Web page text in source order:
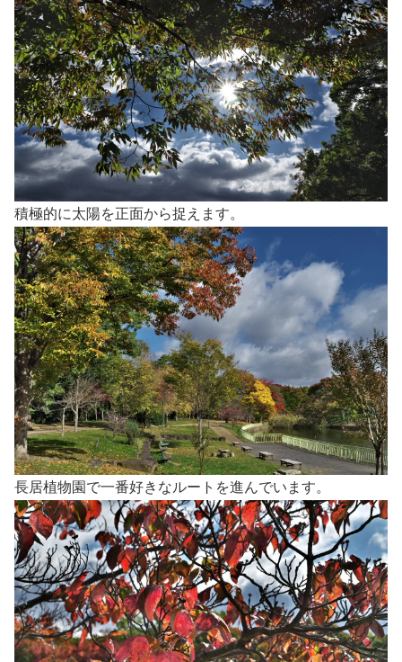
積極的に太陽を正面から捉えます。
長居植物園で一番好きなルートを進んでいます。